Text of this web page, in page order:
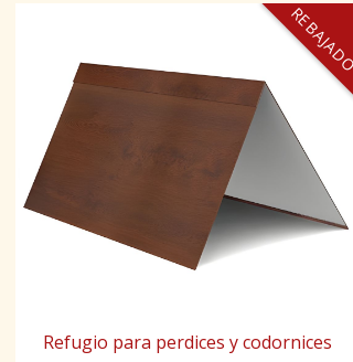
REBAJADO
Refugio para perdices y codornices